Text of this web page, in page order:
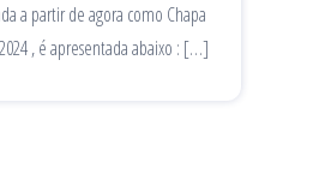
a partir de agora como Chapa
, é apresentada abaixo : […]